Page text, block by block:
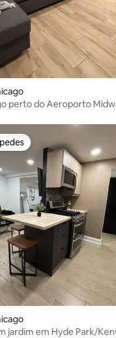
perto do Aeroporto
jardim em Hyde Park/